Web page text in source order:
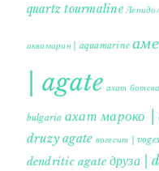
quartz tourmaline
аквамарин | aquamarine
| agate ахат
bulgaria ахат мароко
druzy agate вогесит |
dendritic agate друза |